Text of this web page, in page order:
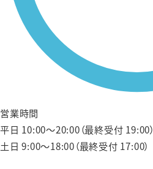
営業時間
平日 10:00〜20:00（最終受付 19:00）
土日 9:00〜18:00（最終受付 17:00）